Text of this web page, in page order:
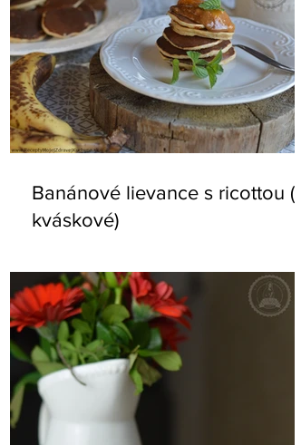
Banánové lievance s ricottou (aj
kváskové)